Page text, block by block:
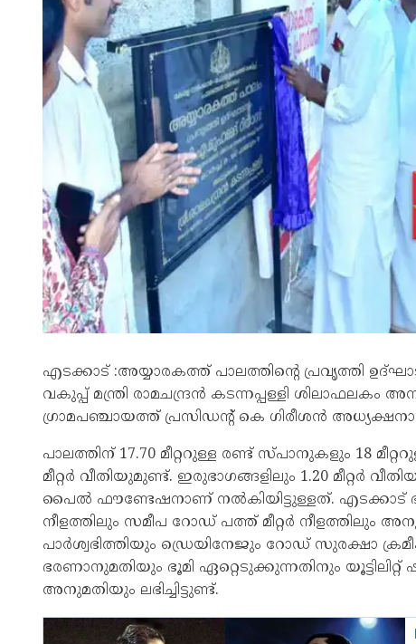
എടക്കാട് :അയ്യാരകത്ത് പാലത്തിന്റെ പ്രവൃത്തി
വകുപ്പ് മന്ത്രി രാമചന്ദ്രൻ കടന്നപ്പള്ളി ശിലാഫലകം
ഗ്രാമപഞ്ചായത്ത് പ്രസിഡന്റ് കെ ഗിരീശൻ
പാലത്തിന് 17.70 മീറ്ററുള്ള രണ്ട് സ്പാനുകളും 18
മീറ്റർ വീതിയുമുണ്ട്. ഇരുഭാഗങ്ങളിലും 1.20 മീറ്റർ
പൈൽ ഫൗണ്ടേഷനാണ് നൽകിയിട്ടുള്ളത്. എടക്കാട്
നീളത്തിലും സമീപ റോഡ് പത്ത് മീറ്റർ
പാർശ്വഭിത്തിയും ഡ്രെയിനേജും റോഡ് സുരക്ഷാ
ഭരണാനുമതിയും ഭൂമി ഏറ്റെടുക്കുന്നതിനും യൂട്ടിലിറ്റ്
അനുമതിയും ലഭിച്ചിട്ടുണ്ട്.